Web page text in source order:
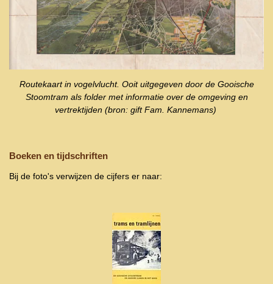
Routekaart in vogelvlucht. Ooit uitgegeven door de Gooische
Stoomtram als folder met informatie over de omgeving en
vertrektijden (bron: gift Fam. Kannemans)
Boeken en tijdschriften
Bij de foto's verwijzen de cijfers er naar: